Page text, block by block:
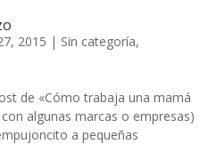
2015 | Sin categoría,
de «Cómo trabaja una mamá
algunas marcas o empresas)
a pequeñas